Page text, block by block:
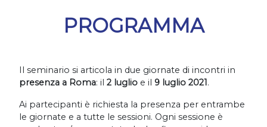
PROGRAMMA
Il seminario si articola in due giornate di incontri in
presenza a Roma: il 2 luglio e il 9 luglio 2021.
Ai partecipanti è richiesta la presenza per entrambe
le giornate e a tutte le sessioni. Ogni sessione è